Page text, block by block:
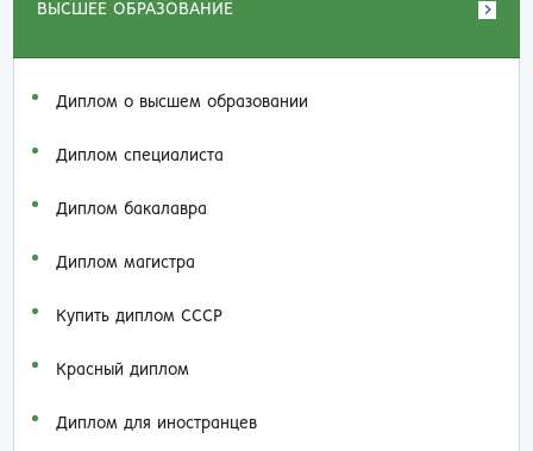
ВЫСШЕЕ ОБРАЗОВАНИЕ
Диплом о высшем образовании
Диплом специалиста
Диплом бакалавра
Диплом магистра
Купить диплом СССР
Красный диплом
Диплом для иностранцев